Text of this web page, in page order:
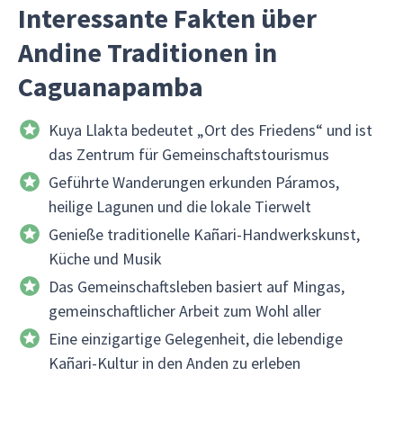
Interessante Fakten über
Andine Traditionen in
Caguanapamba
Kuya Llakta bedeutet „Ort des Friedens“ und ist
das Zentrum für Gemeinschaftstourismus
Geführte Wanderungen erkunden Páramos,
heilige Lagunen und die lokale Tierwelt
Genieße traditionelle Kañari-Handwerkskunst,
Küche und Musik
Das Gemeinschaftsleben basiert auf Mingas,
gemeinschaftlicher Arbeit zum Wohl aller
Eine einzigartige Gelegenheit, die lebendige
Kañari-Kultur in den Anden zu erleben